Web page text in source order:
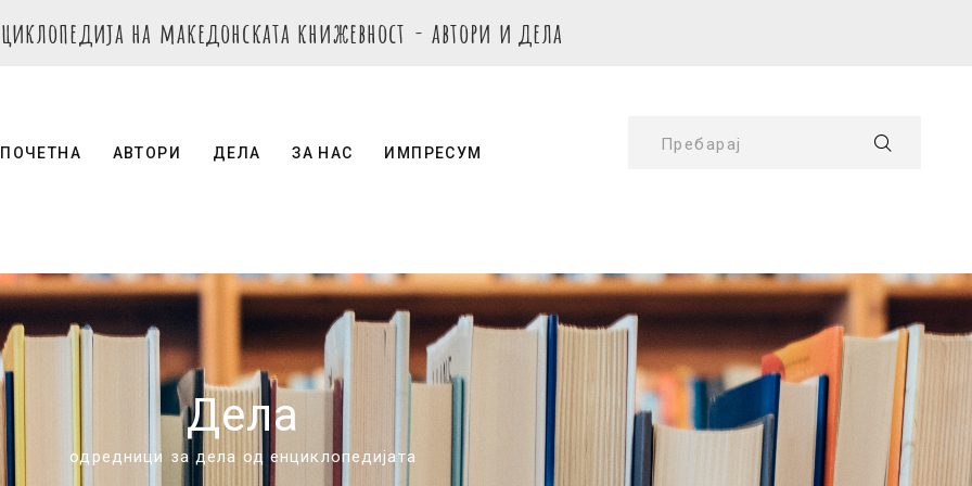
на македонската книжевност - автори и дела
ПОЧЕТНА АВТОРИ ДЕЛА ЗА НАС ИМПРЕСУМ Пребарај
Дела
одредници за дела од енциклопедијата